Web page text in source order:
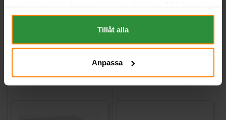
om "Cookies" och ditt val finner du på vår Cookie sida
längst ner i "footern" på sidan.
Tillåt alla
Anpassa
Köp Köp